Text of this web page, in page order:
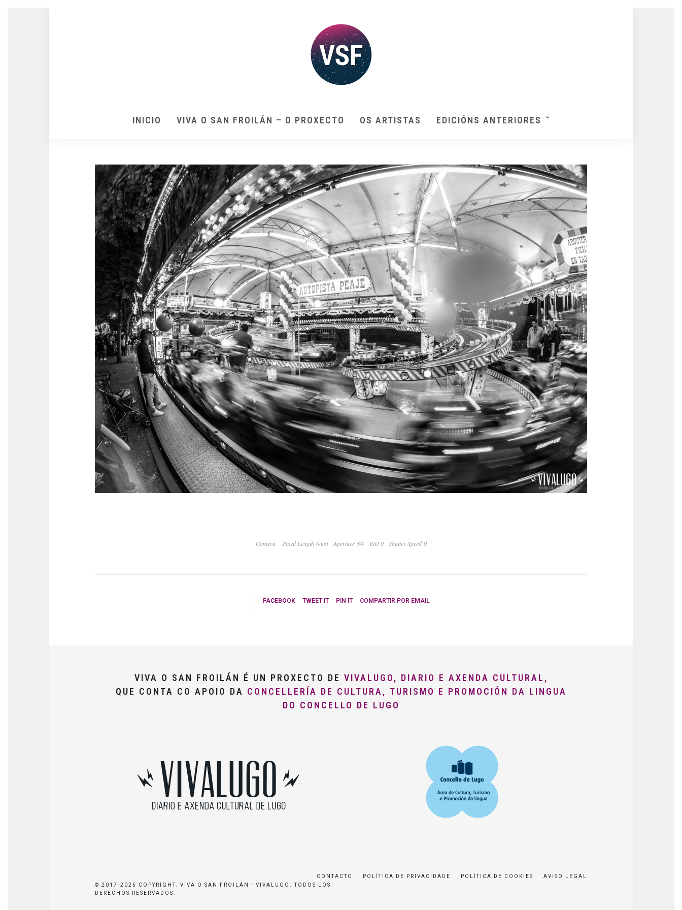
INICIO VIVA O SAN FROILÁN – O PROXECTO OS ARTISTAS EDICIÓNS ANTERIORES
Camera Focal Length 0mm Aperture ƒ/0 ISO 0 Shutter Speed 0
FACEBOOK TWEET IT PIN IT COMPARTIR POR EMAIL
VIVA O SAN FROILÁN É UN PROXECTO DE VIVALUGO, DIARIO E AXENDA CULTURAL,
QUE CONTA CO APOIO DA CONCELLERÍA DE CULTURA, TURISMO E PROMOCIÓN DA LINGUA
DO CONCELLO DE LUGO
CONTACTO POLÍTICA DE PRIVACIDADE POLÍTICA DE COOKIES
AVISO LEGAL
© 2017-2025 COPYRIGHT. VIVA O SAN FROILÁN - VIVALUGO. TODOS LOS
DERECHOS RESERVADOS.